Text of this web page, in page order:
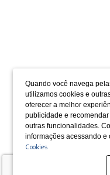
Quando você navega
utilizamos cookies e
oferecer a melhor
publicidade e
outras funcionalidades.
informações acessando
Cookies
LOCALIZAÇÃO
FORMAS DE